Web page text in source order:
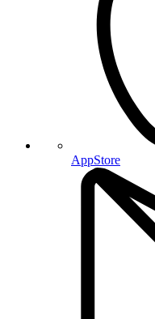
AppStore